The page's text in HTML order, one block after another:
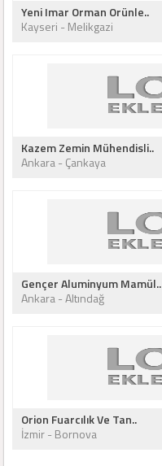
Yeni Imar Orman Orünle..
Kayseri - Melikgazi
Kazem Zemin Mühendisli..
Ankara - Çankaya
Gençer Aluminyum Mamül..
Ankara - Altındağ
Orion Fuarcılık Ve Tan..
İzmir - Bornova